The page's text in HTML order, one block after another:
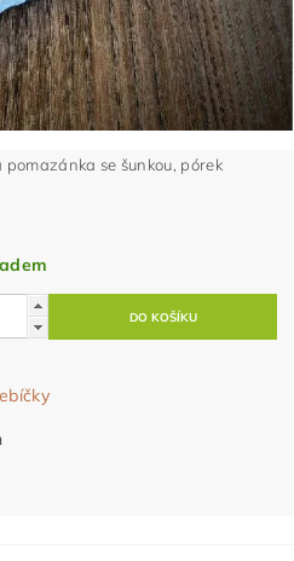
se šunkou, pórek